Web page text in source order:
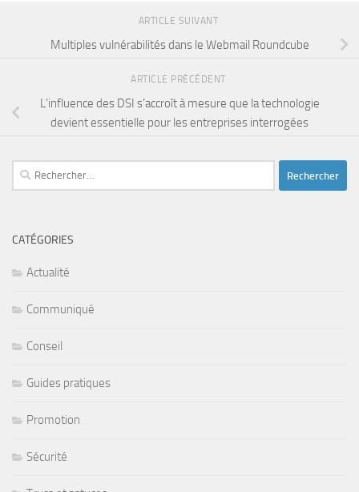
ARTICLE SUIVANT
Multiples vulnérabilités dans le Webmail Roundcube
ARTICLE PRÉCÉDENT
L’influence des DSI s’accroît à mesure que la technologie
devient essentielle pour les entreprises interrogées
Rechercher :
CATÉGORIES
Actualité
Communiqué
Conseil
Guides pratiques
Promotion
Sécurité